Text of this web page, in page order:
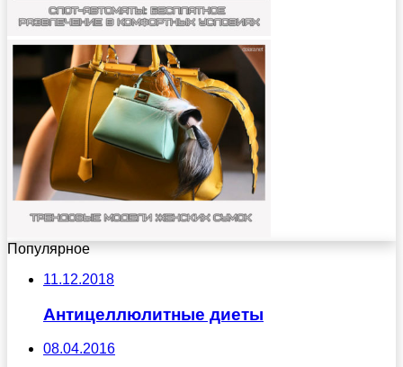
Популярное
11.12.2018
Антицеллюлитные диеты
08.04.2016